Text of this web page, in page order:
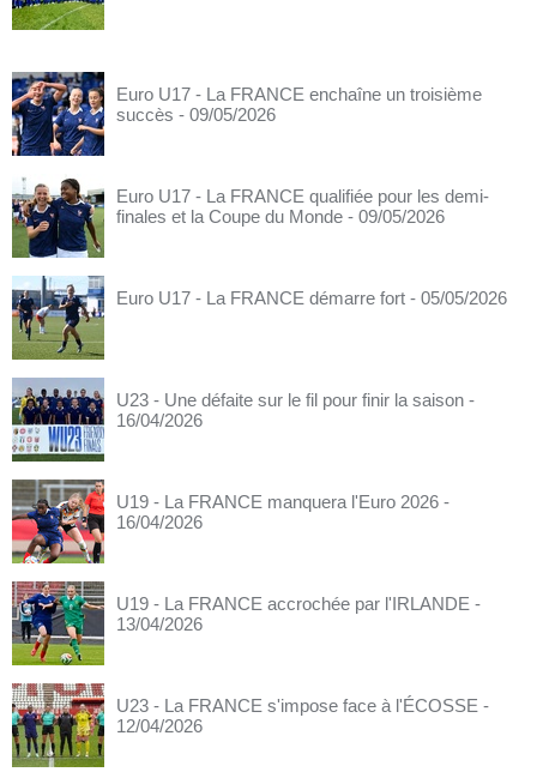
Euro U17 - La FRANCE enchaîne un troisième
succès - 09/05/2026
Euro U17 - La FRANCE qualifiée pour les demi-
finales et la Coupe du Monde - 09/05/2026
Euro U17 - La FRANCE démarre fort - 05/05/2026
U23 - Une défaite sur le fil pour finir la saison -
16/04/2026
U19 - La FRANCE manquera l'Euro 2026 -
16/04/2026
U19 - La FRANCE accrochée par l'IRLANDE -
13/04/2026
U23 - La FRANCE s'impose face à l'ÉCOSSE -
12/04/2026